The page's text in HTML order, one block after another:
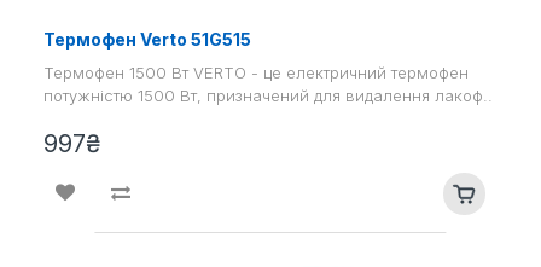
Термофен Verto 51G515
Термофен 1500 Вт VERTO - це електричний термофен
потужністю 1500 Вт, призначений для видалення лакоф..
997₴